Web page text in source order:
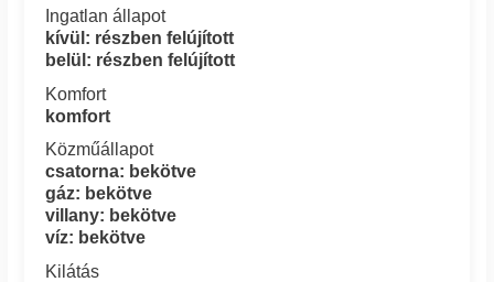
Ingatlan állapot
kívül: részben felújított
belül: részben felújított
Komfort
komfort
Közműállapot
csatorna: bekötve
gáz: bekötve
villany: bekötve
víz: bekötve
Kilátás